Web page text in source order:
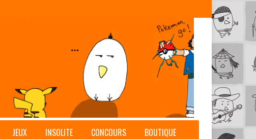
JEUX INSOLITE CONCOURS BOUTIQUE